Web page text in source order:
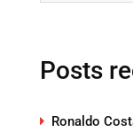
Posts
Ronaldo